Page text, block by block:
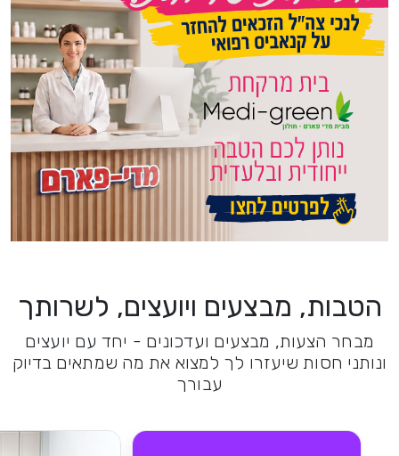
הטבות, מבצעים ויועצים, לשרותך
מבחר הצעות, מבצעים ועדכונים - יחד עם יועצים
ונותני חסות שיעזרו לך למצוא את מה שמתאים בדיוק
עבורך